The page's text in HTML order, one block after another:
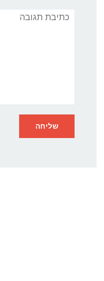
תגובה